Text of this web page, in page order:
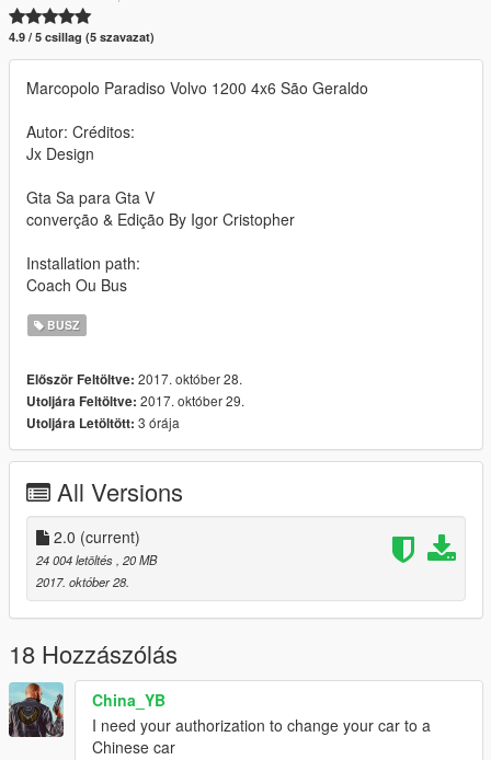
4.9 / 5 csillag (5 szavazat)
Marcopolo Paradiso Volvo 1200 4x6 São Geraldo
Autor: Créditos:
Jx Design
Gta Sa para Gta V
converção & Edição By Igor Cristopher
Installation path:
Coach Ou Bus
BUSZ
Először Feltöltve: 2017. október 28.
Utoljára Feltöltve: 2017. október 29.
Utoljára Letöltött: 3 órája
All Versions
2.0 (current)
24 004 letöltés, 20 MB
2017. október 28.
18 Hozzászólás
China_YB
I need your authorization to change your car to a
Chinese car